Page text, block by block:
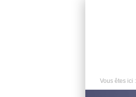
Vous êtes ici :